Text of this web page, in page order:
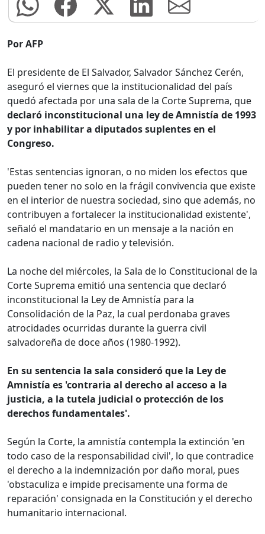
Por AFP
El presidente de El Salvador, Salvador Sánchez Cerén,
aseguró el viernes que la institucionalidad del país
quedó afectada por una sala de la Corte Suprema, que
declaró inconstitucional una ley de Amnistía de 1993
y por inhabilitar a diputados suplentes en el
Congreso.
'Estas sentencias ignoran, o no miden los efectos que
pueden tener no solo en la frágil convivencia que existe
en el interior de nuestra sociedad, sino que además, no
contribuyen a fortalecer la institucionalidad existente',
señaló el mandatario en un mensaje a la nación en
cadena nacional de radio y televisión.
La noche del miércoles, la Sala de lo Constitucional de la
Corte Suprema emitió una sentencia que declaró
inconstitucional la Ley de Amnistía para la
Consolidación de la Paz, la cual perdonaba graves
atrocidades ocurridas durante la guerra civil
salvadoreña de doce años (1980-1992).
En su sentencia la sala consideró que la Ley de
Amnistía es 'contraria al derecho al acceso a la
justicia, a la tutela judicial o protección de los
derechos fundamentales'.
Según la Corte, la amnistía contempla la extinción 'en
todo caso de la responsabilidad civil', lo que contradice
el derecho a la indemnización por daño moral, pues
'obstaculiza e impide precisamente una forma de
reparación' consignada en la Constitución y el derecho
humanitario internacional.